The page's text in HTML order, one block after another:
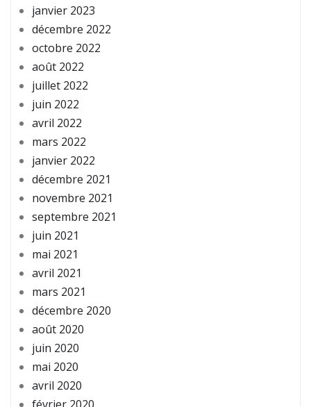
janvier 2023
décembre 2022
octobre 2022
août 2022
juillet 2022
juin 2022
avril 2022
mars 2022
janvier 2022
décembre 2021
novembre 2021
septembre 2021
juin 2021
mai 2021
avril 2021
mars 2021
décembre 2020
août 2020
juin 2020
mai 2020
avril 2020